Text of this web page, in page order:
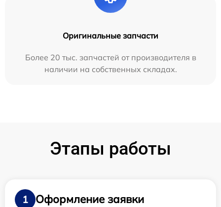
Оригинальные запчасти
Более 20 тыс. запчастей от производителя в
наличии на собственных складах.
Этапы работы
1
Оформление заявки